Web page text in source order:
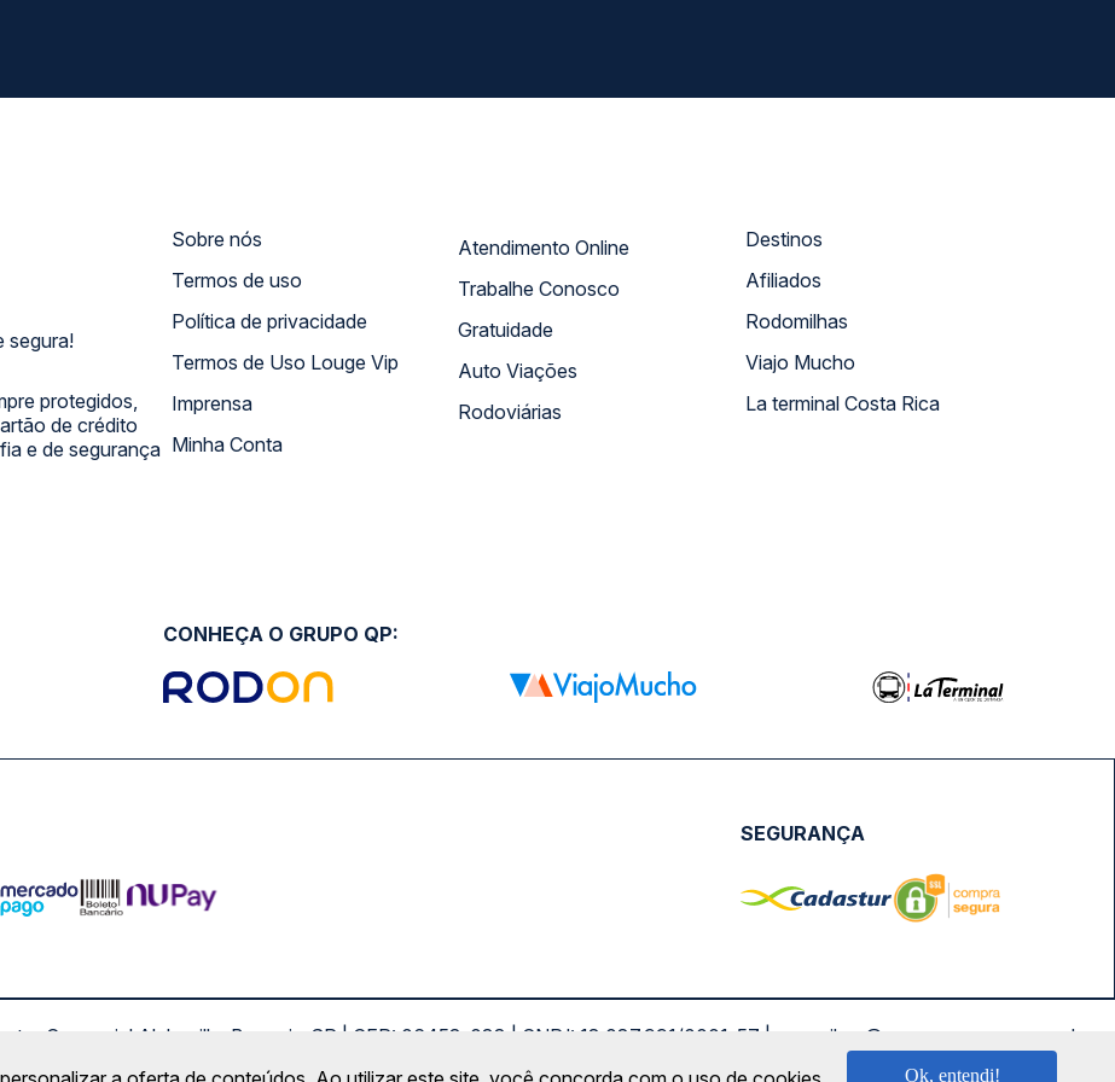
segura!
protegidos,
de crédito
e de segurança
Sobre nós
Termos de uso
Política de privacidade
Termos de Uso Louge Vip
Imprensa
Minha Conta
Atendimento Online
Trabalhe Conosco
Gratuidade
Auto Viações
Rodoviárias
Destinos
Afiliados
Rodomilhas
Viajo Mucho
La terminal Costa Rica
CONHEÇA O GRUPO QP:
SEGURANÇA
Comercial Alphaville, Barueri - SP | CEP: 06453-038 | CNPJ: 18.087.991/0001-57 | saconibus@queropassagem.com.br
Copyright 2026 © QueroPassagem.com.br
Ok, entendi!